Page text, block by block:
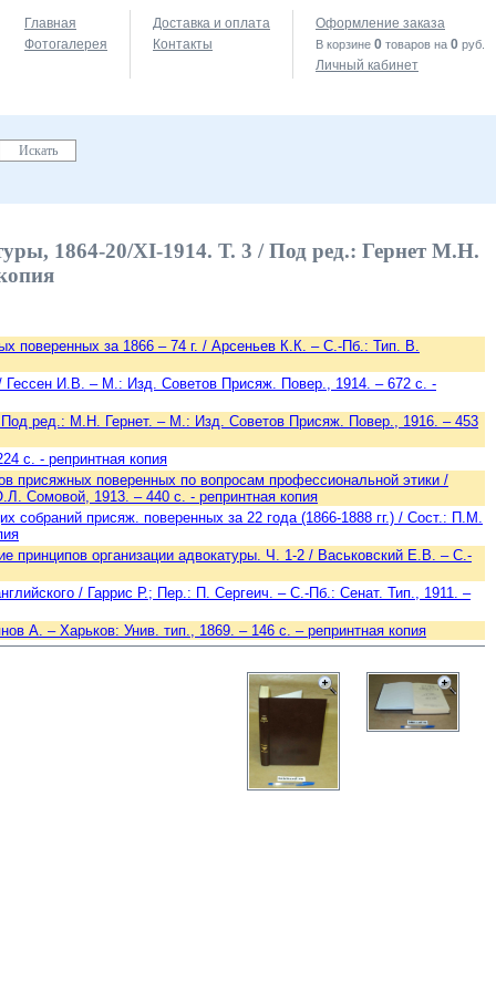
Главная
Фотогалерея
Доставка и оплата
Контакты
Оформление заказа
В корзине 0 товаров на 0 руб.
Личный кабинет
1864-20/XI-1914. Т. 3 / Под ред.: Гернет М.Н.
поверенных за 1866 – 74 г. / Арсеньев К.К. – С.-Пб.: Тип. В.
/ Гессен И.В. – М.: Изд. Советов Присяж. Повер., 1914. – 672 с. -
Под ред.: М.Н. Гернет. – М.: Изд. Советов Присяж. Повер., 1916. – 453
с. - репринтная копия
присяжных поверенных по вопросам профессиональной этики /
Сомовой, 1913. – 440 с. - репринтная копия
собраний присяж. поверенных за 22 года (1866-1888 гг.) / Сост.: П.М.
принципов организации адвокатуры. Ч. 1-2 / Васьковский Е.В. – С.-
/ Гаррис Р.; Пер.: П. Сергеич. – С.-Пб.: Сенат. Тип., 1911. –
А. – Харьков: Унив. тип., 1869. – 146 c. – репринтная копия